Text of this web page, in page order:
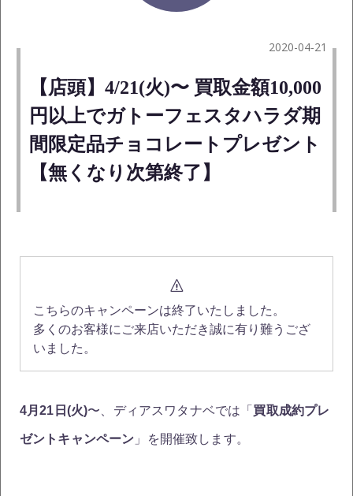
2020-04-21
【店頭】4/21(火)〜 買取金額10,000
円以上でガトーフェスタハラダ期
間限定品チョコレートプレゼント
【無くなり次第終了】
こちらのキャンペーンは終了いたしました。
多くのお客様にご来店いただき誠に有り難うござ
いました。
4月21日(火)〜、ディアスワタナベでは「 買取成約プレ
ゼントキャンペーン 」を開催致します。